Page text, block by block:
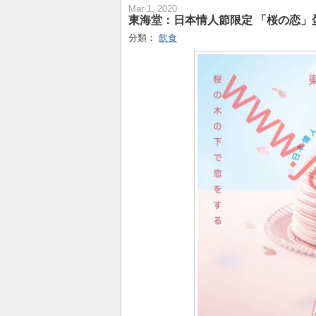
Mar 1, 2020
東海堂：日本情人節限定 「桜の恋」
分類： 飲食